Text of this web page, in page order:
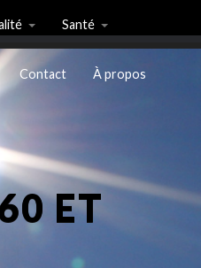
Santé
Contact À propos
ET